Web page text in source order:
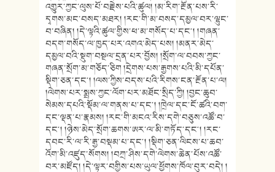
འགྱུར་ཀྱང་ལུས་པོ་བརྗེས་པའི་ཚུལ། །མ་རིག་རྔོན་པས་རི་
དྭགས་མང་བསད་མཐར། །རང་གི་མ་བསད་དམྱལ་བར་ལྷུང་
བ་བཞིན། །དེ་ལྟའི་ཚུལ་གྱིས་ཕ་མ་གསོད་པ་དང༌། །གཞན་
བདག་གསོད་ལ་ཁྱད་པར་འགའ་མེད་པས། །མནར་མེད་
དམྱལ་བའི་སྡུག་བསྔལ་དྲན་པར་བྱོས། །སྲོག་ལ་བབས་ཀྱང་
གཞན་སྲོག་མ་གཅོད་ཅིག །དྲེགས་པས་རྒྱགས་པའི་མི་དཔོན་
སྡིག་ཅན་དང༌། །ལས་ཀྱིས་བདས་པའི་རིགས་ངན་རྔོན་པ་ལ།
།ལེགས་པར་སྨྲས་ཀྱང་ལོག་པར་མཐོང་སྲིད་ཀྱི། །བྱང་ཆུབ་
སེམས་དཔའི་སྡོམ་ལ་གནས་པ་དང༌། །ཁྲེལ་དང་ངོ་ཚའི་བག་
དང་ལྡན་པ་རྣམས། །རང་གི་མངའ་རིས་དགེ་བཅུས་འཚོ་བ་
དང༌། །ཉེས་མེད་སྲོག་ཆགས་ཨར་ལ་མི་གཏོད་དང༌། །རང་
དབང་རི་ལ་རི་རྒྱ་བསྡམ་པ་དང༌། །སྡིག་ཅན་ལིངས་པ་ཆབ་
འོག་མི་འཛུད་སོགས། །བཀྲ་ཤིས་དགེ་ལེགས་ཆེན་པོས་འཚོ་
བར་མཛོད། །དེ་ལྟར་བགྱིས་པས་ཡུལ་ཕྱོགས་ཁོལ་བུར་བདེ། །